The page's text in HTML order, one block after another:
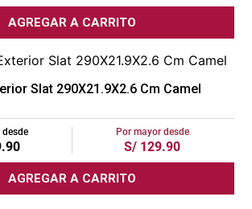
AGREGAR A CARRITO
Slat 290X21.9X2.6 Cm Camel
desde
.90
Por mayor desde
S/ 129.90
AGREGAR A CARRITO